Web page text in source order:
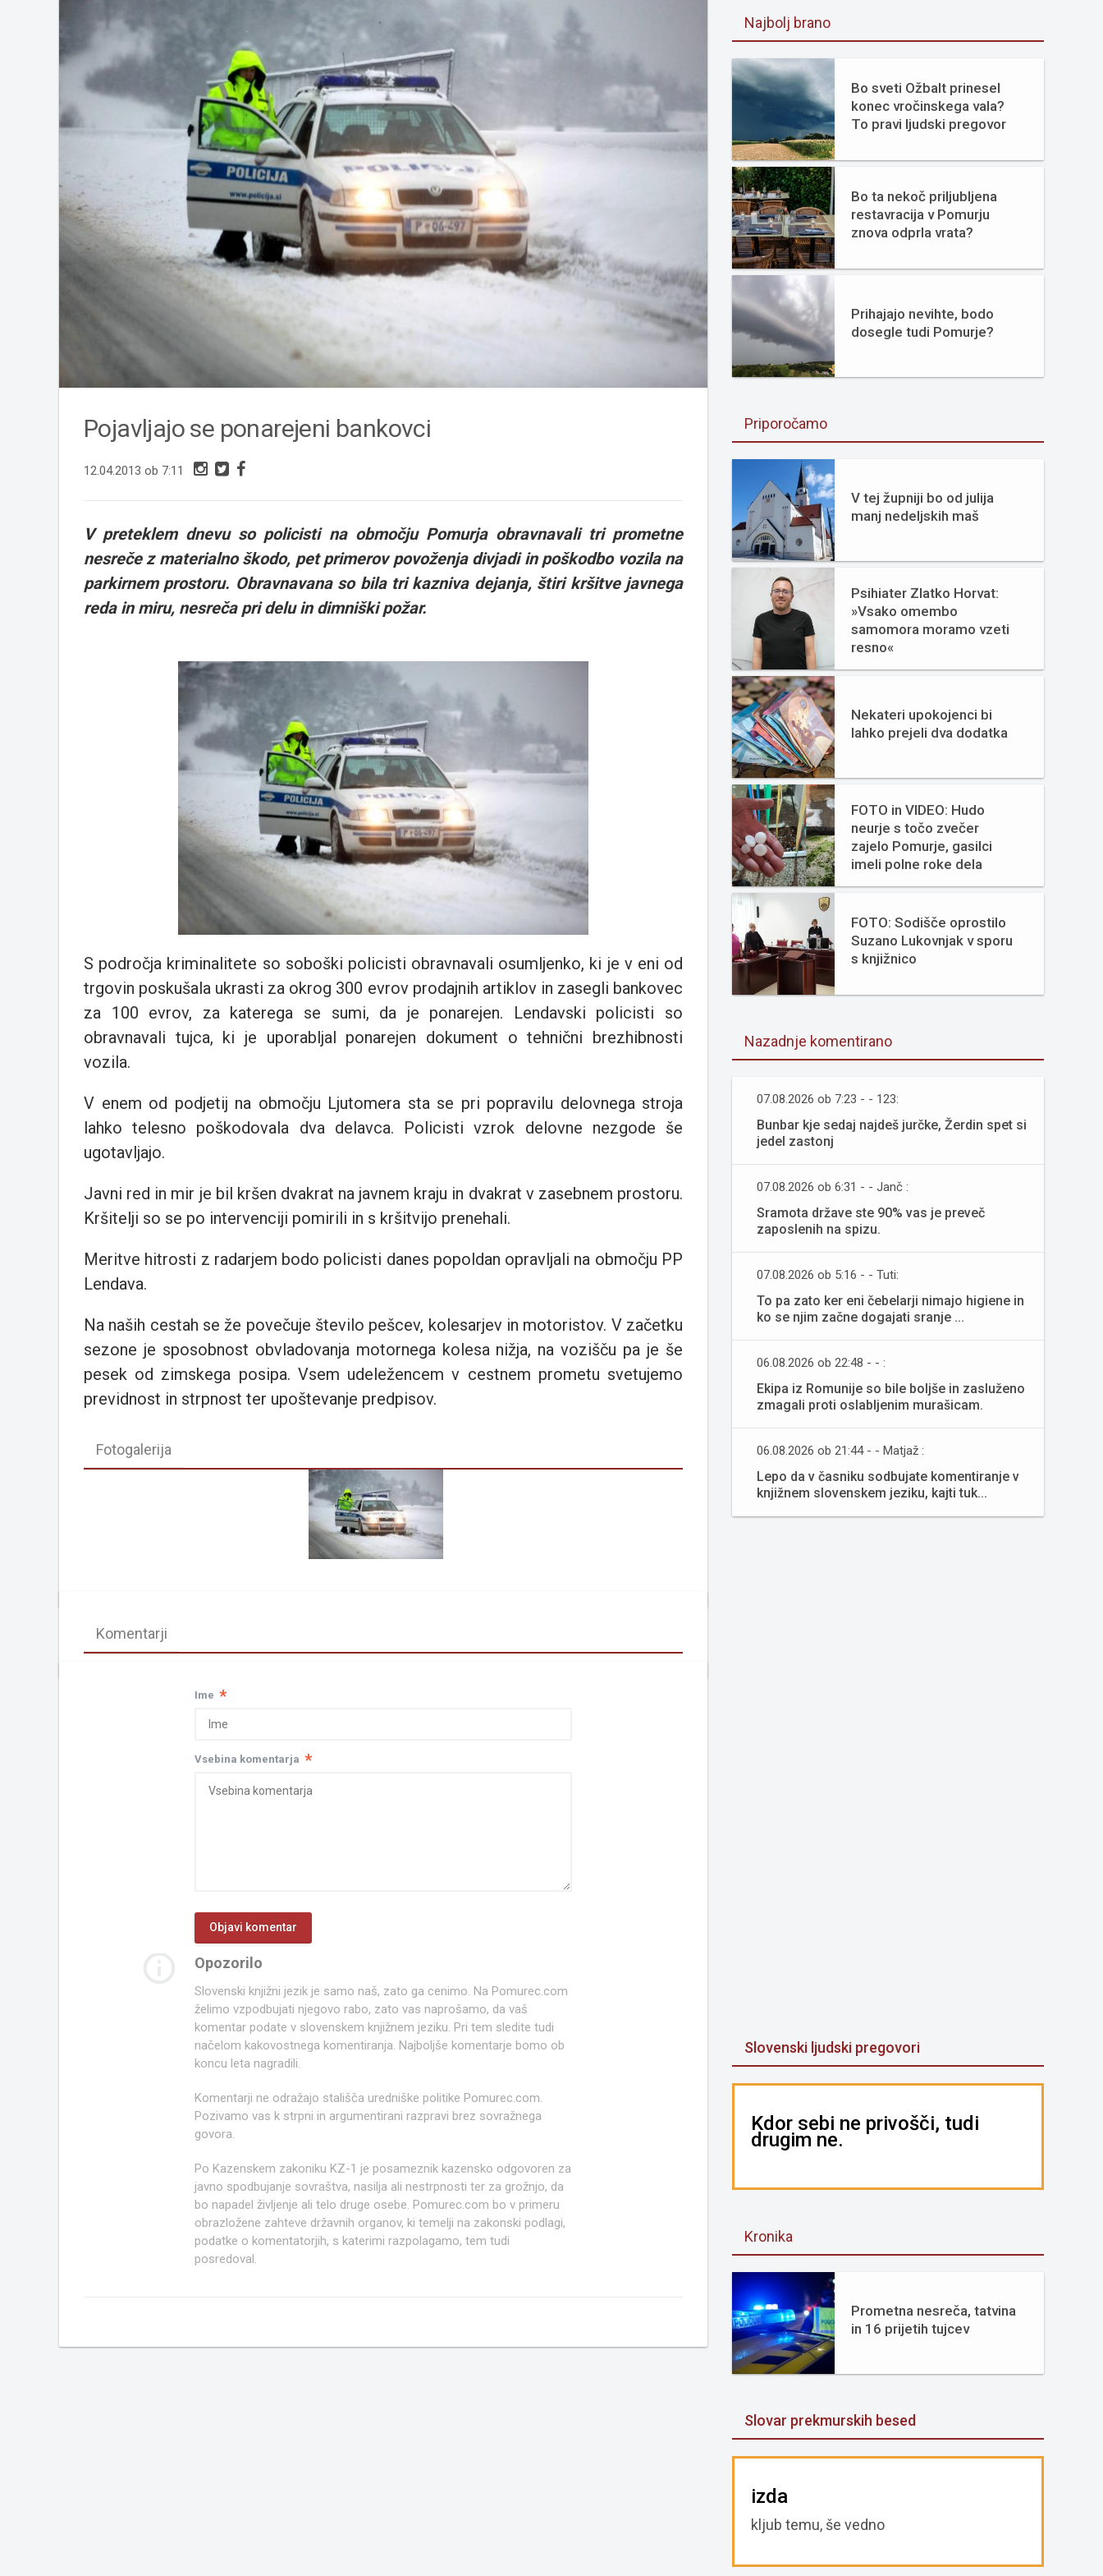
Pojavljajo se ponarejeni bankovci
12.04.2013 ob 7:11
V preteklem dnevu so policisti na območju Pomurja obravnavali tri prometne
nesreče z materialno škodo, pet primerov povoženja divjadi in poškodbo vozila na
parkirnem prostoru. Obravnavana so bila tri kazniva dejanja, štiri kršitve javnega
reda in miru, nesreča pri delu in dimniški požar.
S področja kriminalitete so soboški policisti obravnavali osumljenko, ki je v eni od
trgovin poskušala ukrasti za okrog 300 evrov prodajnih artiklov in zasegli bankovec
za 100 evrov, za katerega se sumi, da je ponarejen. Lendavski policisti so
obravnavali tujca, ki je uporabljal ponarejen dokument o tehnični brezhibnosti
vozila.
V enem od podjetij na območju Ljutomera sta se pri popravilu delovnega stroja
lahko telesno poškodovala dva delavca. Policisti vzrok delovne nezgode še
ugotavljajo.
Javni red in mir je bil kršen dvakrat na javnem kraju in dvakrat v zasebnem prostoru.
Kršitelji so se po intervenciji pomirili in s kršitvijo prenehali.
Meritve hitrosti z radarjem bodo policisti danes popoldan opravljali na območju PP
Lendava.
Na naših cestah se že povečuje število pešcev, kolesarjev in motoristov. V začetku
sezone je sposobnost obvladovanja motornega kolesa nižja, na vozišču pa je še
pesek od zimskega posipa. Vsem udeležencem v cestnem prometu svetujemo
previdnost in strpnost ter upoštevanje predpisov.
Fotogalerija
Komentarji
Ime *
Vsebina komentarja *
Opozorilo
Slovenski knjižni jezik je samo naš, zato ga cenimo. Na Pomurec.com
želimo vzpodbujati njegovo rabo, zato vas naprošamo, da vaš
komentar podate v slovenskem knjižnem jeziku. Pri tem sledite tudi
načelom kakovostnega komentiranja. Najboljše komentarje bomo ob
koncu leta nagradili.
Komentarji ne odražajo stališča uredniške politike Pomurec.com.
Pozivamo vas k strpni in argumentirani razpravi brez sovražnega
govora.
Po Kazenskem zakoniku KZ-1 je posameznik kazensko odgovoren za
javno spodbujanje sovraštva, nasilja ali nestrpnosti ter za grožnjo, da
bo napadel življenje ali telo druge osebe. Pomurec.com bo v primeru
obrazložene zahteve državnih organov, ki temelji na zakonski podlagi,
podatke o komentatorjih, s katerimi razpolagamo, tem tudi
posredoval.
Najbolj brano
Bo sveti Ožbalt prinesel
konec vročinskega vala?
To pravi ljudski pregovor
Bo ta nekoč priljubljena
restavracija v Pomurju
znova odprla vrata?
Prihajajo nevihte, bodo
dosegle tudi Pomurje?
Priporočamo
V tej župniji bo od julija
manj nedeljskih maš
Psihiater Zlatko Horvat:
»Vsako omembo
samomora moramo vzeti
resno«
Nekateri upokojenci bi
lahko prejeli dva dodatka
FOTO in VIDEO: Hudo
neurje s točo zvečer
zajelo Pomurje, gasilci
imeli polne roke dela
FOTO: Sodišče oprostilo
Suzano Lukovnjak v sporu
s knjižnico
Nazadnje komentirano
07.08.2026 ob 7:23 - - 123:
Bunbar kje sedaj najdeš jurčke, Žerdin spet si
jedel zastonj
07.08.2026 ob 6:31 - - Janč :
Sramota države ste 90% vas je preveč
zaposlenih na spizu.
07.08.2026 ob 5:16 - - Tuti:
To pa zato ker eni čebelarji nimajo higiene in
ko se njim začne dogajati sranje ...
06.08.2026 ob 22:48 - - :
Ekipa iz Romunije so bile boljše in zasluženo
zmagali proti oslabljenim murašicam.
06.08.2026 ob 21:44 - - Matjaž :
Lepo da v časniku sodbujate komentiranje v
knjižnem slovenskem jeziku, kajti tuk...
Slovenski ljudski pregovori
Kdor sebi ne privošči, tudi
drugim ne.
Kronika
Prometna nesreča, tatvina
in 16 prijetih tujcev
Slovar prekmurskih besed
izda
kljub temu, še vedno